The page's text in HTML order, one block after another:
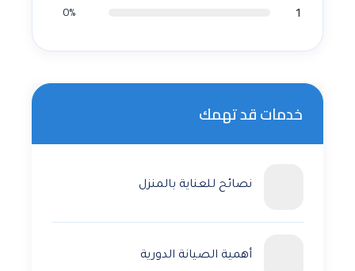
1
0%
خدمات قد تهمك
نصائح للعناية بالمنزل
أهمية الصيانة الدورية